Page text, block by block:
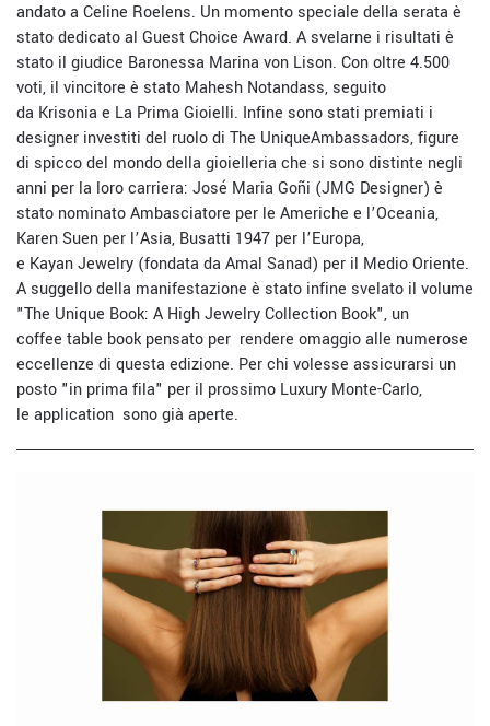
andato a Celine Roelens. Un momento speciale della serata è
stato dedicato al Guest Choice Award. A svelarne i risultati è
stato il giudice Baronessa Marina von Lison. Con oltre 4.500
voti, il vincitore è stato Mahesh Notandass, seguito
da Krisonia e La Prima Gioielli. Infine sono stati premiati i
designer investiti del ruolo di The UniqueAmbassadors, figure
di spicco del mondo della gioielleria che si sono distinte negli
anni per la loro carriera: José Maria Goñi (JMG Designer) è
stato nominato Ambasciatore per le Americhe e l’Oceania,
Karen Suen per l’Asia, Busatti 1947 per l’Europa,
e Kayan Jewelry (fondata da Amal Sanad) per il Medio Oriente.
A suggello della manifestazione è stato infine svelato il volume
"The Unique Book: A High Jewelry Collection Book", un
coffee table book pensato per rendere omaggio alle numerose
eccellenze di questa edizione. Per chi volesse assicurarsi un
posto "in prima fila" per il prossimo Luxury Monte-Carlo,
le application sono già aperte.